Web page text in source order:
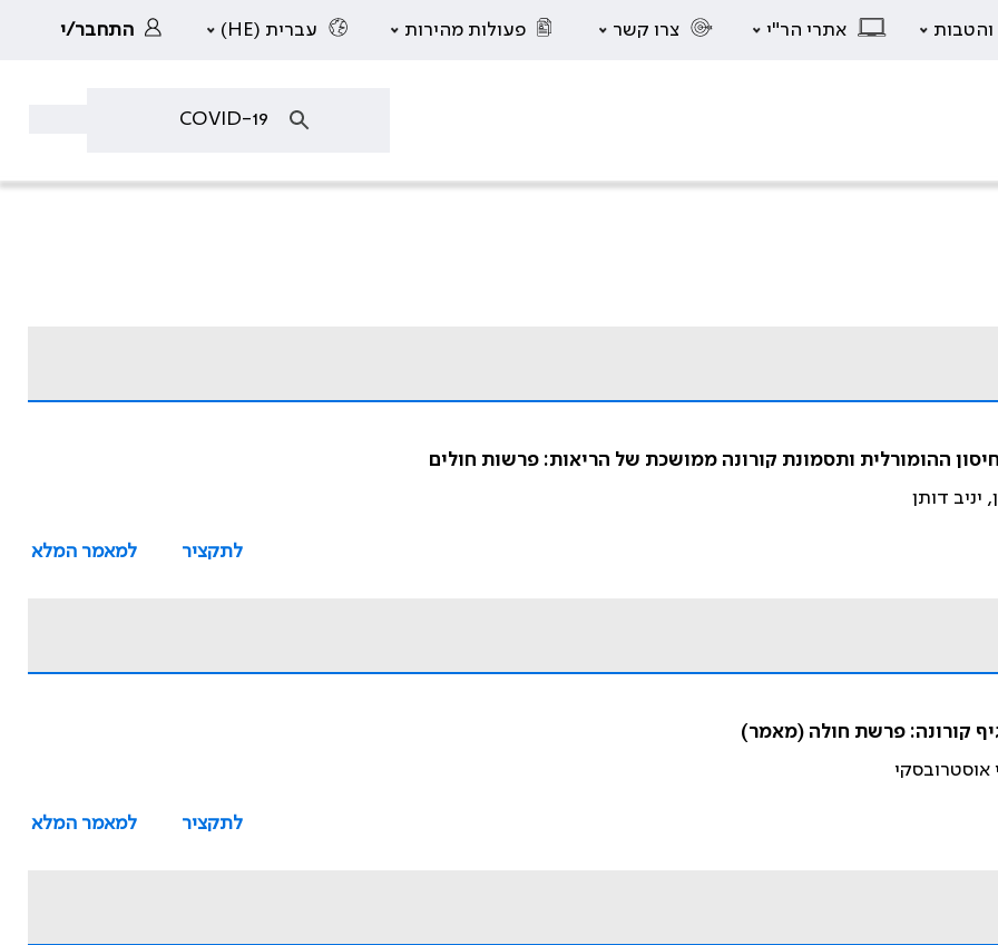
והטבות אתרי הר"י צרו קשר פעולות מהירות עברית (HE) התחבר/י
ההומורלית ותסמונת קורונה ממושכת של הריאות: פרשות חולים
יניב דותן
לתקציר למאמר המלא
קורונה: פרשת חולה (מאמר)
אוסטרובסקי
לתקציר למאמר המלא